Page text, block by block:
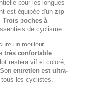
pour les longues
est équipée d'un zip
Trois poches à
de cyclisme.
un meilleur
très confortable.
restera vif et coloré,
entretien est ultra-
tous les cyclistes.